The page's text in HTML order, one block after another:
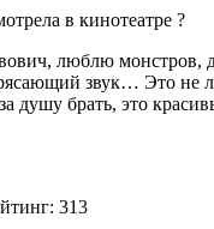
в кинотеатре ?
люблю монстров,
звук… Это не
душу брать, это
313